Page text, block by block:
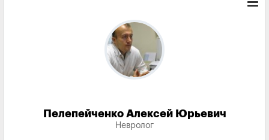
Пелепейченко Алексей Юрьевич
Невролог